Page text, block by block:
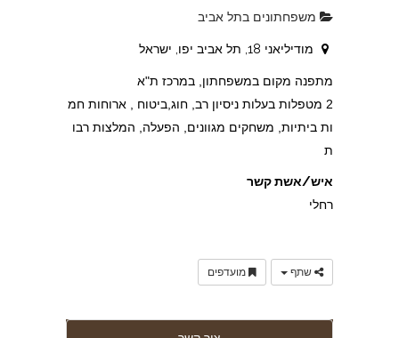
משפחתונים בתל אביב
מודיליאני 18, תל אביב יפו, ישראל
מתפנה מקום במשפחתון , במרכז ת"א
2 מטפלות בעלות ניסיון רב, חוג,ביטוח , ארוחות חמ
ות ביתיות, משחקים מגוונים, הפעלה, המלצות רבו
ת
איש/אשת קשר
רחלי
שתף מועדפים